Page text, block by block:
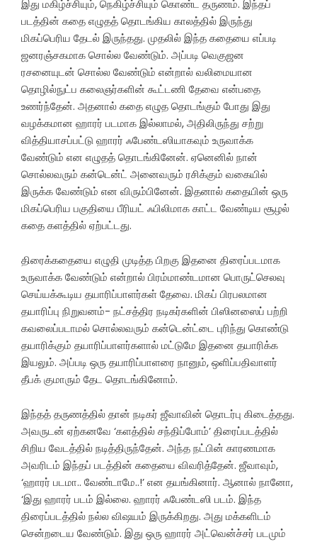
இது மகிழ்ச்சியும், நெகிழ்ச்சியும் கொண்ட தருணம். இந்தப்
படத்தின் கதை எழுதத் தொடங்கிய காலத்தில் இருந்து
மிகப்பெரிய தேடல் இருந்தது. முதலில் இந்த கதையை எப்படி
ஜனரஞ்சகமாக சொல்ல வேண்டும். அப்படி வெகுஜன
ரசனையுடன் சொல்ல வேண்டும் என்றால் வலிமையான
தொழில்நுட்ப கலைஞர்களின் கூட்டணி தேவை என்பதை
உணர்ந்தேன். அதனால் கதை எழுத தொடங்கும் போது இது
வழக்கமான ஹாரர் படமாக இல்லாமல், அதிலிருந்து சற்று
வித்தியாசப்பட்டு ஹாரர் ஃபேண்டஸியாகவும் உருவாக்க
வேண்டும் என எழுதத் தொடங்கினேன். ஏனெனில் நான்
சொல்லவரும் கன்டென்ட் அனைவரும் ரசிக்கும் வகையில்
இருக்க வேண்டும் என விரும்பினேன். இதனால் கதையின் ஒரு
மிகப்பெரிய பகுதியை பீரியட் ஃபிலிமாக காட்ட வேண்டிய சூழல்
கதை களத்தில் ஏற்பட்டது.
திரைக்கதையை எழுதி முடித்த பிறகு இதனை திரைப்படமாக
உருவாக்க வேண்டும் என்றால் பிரம்மாண்டமான பொருட்செலவு
செய்யக்கூடிய தயாரிப்பாளர்கள் தேவை. மிகப் பிரபலமான
தயாரிப்பு நிறுவனம்- நட்சத்திர நடிகர்களின் பிஸினஸைப் பற்றி
கவலைப்படாமல் சொல்லவரும் கன்டென்ட்டை புரிந்து கொண்டு
தயாரிக்கும் தயாரிப்பாளர்களால் மட்டுமே இதனை தயாரிக்க
இயலும். அப்படி ஒரு தயாரிப்பாளரை நானும், ஒளிப்பதிவாளர்
தீபக் குமாரும் தேட தொடங்கினோம்.
இந்தத் தருணத்தில் தான் நடிகர் ஜீவாவின் தொடர்பு கிடைத்தது.
அவருடன் ஏற்கனவே ‘களத்தில் சந்திப்போம்’ திரைப்படத்தில்
சிறிய வேடத்தில் நடித்திருந்தேன். அந்த நட்பின் காரணமாக
அவரிடம் இந்தப் படத்தின் கதையை விவரித்தேன். ஜீவாவும்,
‘ஹாரர் படமா.. வேண்டாமே..!’ என தயங்கினார். ஆனால் நானோ,
‘இது ஹாரர் படம் இல்லை. ஹாரர் ஃபேண்டஸி படம். இந்த
திரைப்படத்தில் நல்ல விஷயம் இருக்கிறது. அது மக்களிடம்
சென்றடைய வேண்டும். இது ஒரு ஹாரர் அட்வென்ச்சர் படமும்